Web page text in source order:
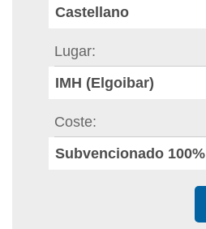
Castellano
Lugar
IMH (Elgoibar)
Coste
Subvencionado 100%